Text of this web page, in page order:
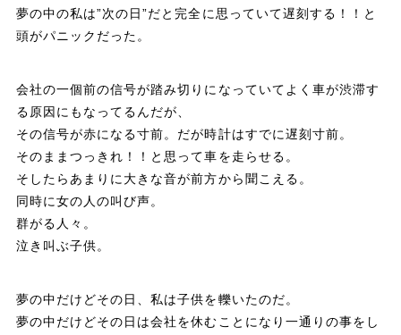
夢の中の私は”次の日”だと完全に思っていて遅刻する！！と
頭がパニックだった。
会社の一個前の信号が踏み切りになっていてよく車が渋滞す
る原因にもなってるんだが、
その信号が赤になる寸前。だが時計はすでに遅刻寸前。
そのままつっきれ！！と思って車を走らせる。
そしたらあまりに大きな音が前方から聞こえる。
同時に女の人の叫び声。
群がる人々。
泣き叫ぶ子供。
夢の中だけどその日、私は子供を轢いたのだ。
夢の中だけどその日は会社を休むことになり一通りの事をし